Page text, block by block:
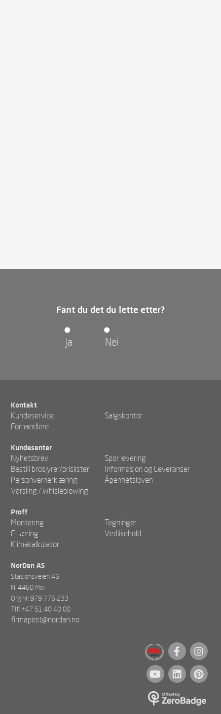
Fant du det du lette etter?
Ja Nei
Kontakt
Kundeservice
Salgskontor
Forhandlere
Kundesenter
Nyhetsbrev
Spor levering
Bestill brosjyrer/prislister
Informasjon og Leveranser
Personvernerklæring
Åpenhetsloven
Varsling / Whisleblowing
Proff
Montering
Tegninger
E-læring
Vedlikehold
Klimakalkulator
NorDan AS
Stasjonsveien 46
N-4460 Moi
Org nr: 979 776 233
Tlf: +47 51 40 40 00
firmapost@nordan.no